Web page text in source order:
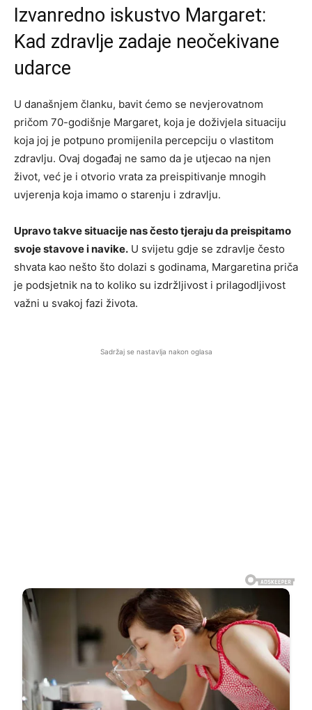
Izvanredno iskustvo Margaret:
Kad zdravlje zadaje neočekivane
udarce
U današnjem članku, bavit ćemo se nevjerovatnom
pričom 70-godišnje Margaret, koja je doživjela situaciju
koja joj je potpuno promijenila percepciju o vlastitom
zdravlju. Ovaj događaj ne samo da je utjecao na njen
život, već je i otvorio vrata za preispitivanje mnogih
uvjerenja koja imamo o starenju i zdravlju.
Upravo takve situacije nas često tjeraju da preispitamo
svoje stavove i navike. U svijetu gdje se zdravlje često
shvata kao nešto što dolazi s godinama, Margaretina priča
je podsjetnik na to koliko su izdržljivost i prilagodljivost
važni u svakoj fazi života.
Sadržaj se nastavlja nakon oglasa